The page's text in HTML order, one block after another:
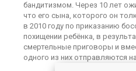
бандитизмом. Через 10 лет
что его сына, которого он
в 2010 году по приказанию
похищении ребёнка, в
смертельные приговоры и
одного из них отправляются